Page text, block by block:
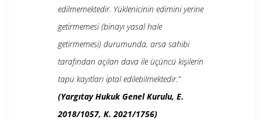
edilmemektedir. Yüklenicinin edimini yerine
getirmemesi (binayı yasal hale
getirmemesi) durumunda, arsa sahibi
tarafından açılan dava ile üçüncü kişilerin
tapu kayıtları iptal edilebilmektedir.”
(Yargıtay Hukuk Genel Kurulu, E.
2018/1057, K. 2021/1756)